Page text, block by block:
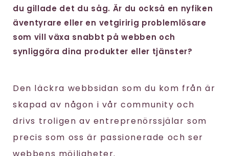
du gillade det du såg. Är du också en nyfiken
äventyrare eller en vetgiririg problemlösare
som vill växa snabbt på webben och
synliggöra dina produkter eller tjänster?
Den läckra webbsidan som du kom från är
skapad av någon i vår community och
drivs troligen av entreprenörssjälar som
precis som oss är passionerade och ser